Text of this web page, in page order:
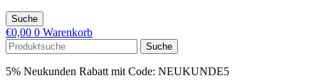
Suche
€0,00 0 Warenkorb
Suche
5% Neukunden Rabatt mit Code: NEUKUNDE5